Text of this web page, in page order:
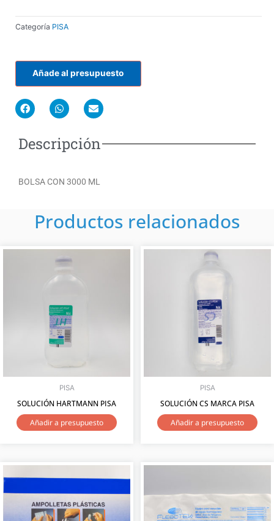
Categoría PISA
Añade al presupuesto
F
a
b
o
W
h
s
a
E
n
l
o
Descripción
BOLSA CON 3000 ML
Productos relacionados
PISA
SOLUCIÓN HARTMANN PISA
Añadir a presupuesto
PISA
SOLUCIÓN CS MARCA PISA
Añadir a presupuesto